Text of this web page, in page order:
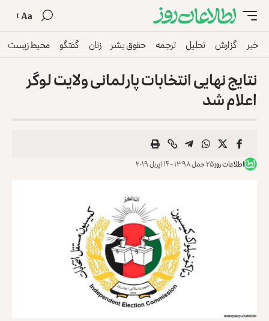
Aa
خبر گزارش تحلیل ترجمه حقوق بشر زنان گفتگو محیط زیست
نتایج نهایی انتخابات پارلمانی ولایت لوگر
اعلام شد
اطلاعات روز۲۵ حمل ۱۳۹۸ - ۱۴ اپریل ۲۰۱۹